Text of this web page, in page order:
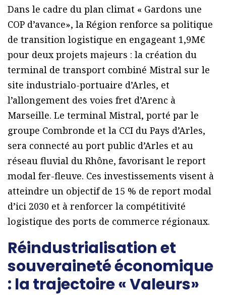
Dans le cadre du plan climat « Gardons une
COP d’avance», la Région renforce sa politique
de transition logistique en engageant 1,9M€
pour deux projets majeurs : la création du
terminal de transport combiné Mistral sur le
site industrialo-portuaire d’Arles, et
l’allongement des voies fret d’Arenc à
Marseille. Le terminal Mistral, porté par le
groupe Combronde et la CCI du Pays d’Arles,
sera connecté au port public d’Arles et au
réseau fluvial du Rhône, favorisant le report
modal fer-fleuve. Ces investissements visent à
atteindre un objectif de 15 % de report modal
d’ici 2030 et à renforcer la compétitivité
logistique des ports de commerce régionaux.
Réindustrialisation et
souveraineté économique
: la trajectoire « Valeurs»